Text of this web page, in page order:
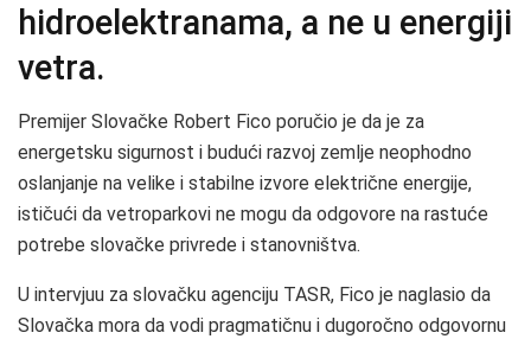
hidroelektranama, a ne u energiji
vetra.
Premijer Slovačke Robert Fico poručio je da je za
energetsku sigurnost i budući razvoj zemlje neophodno
oslanjanje na velike i stabilne izvore električne energije,
ističući da vetroparkovi ne mogu da odgovore na rastuće
potrebe slovačke privrede i stanovništva.
U intervjuu za slovačku agenciju TASR, Fico je naglasio da
Slovačka mora da vodi pragmatičnu i dugoročno odgovornu